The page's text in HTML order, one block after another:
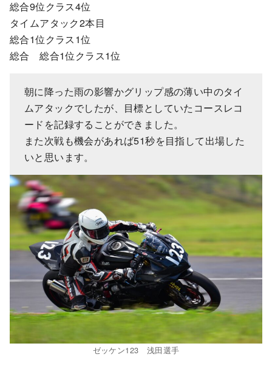
総合9位クラス4位
タイムアタック2本目
総合1位クラス1位
総合 総合1位クラス1位
朝に降った雨の影響かグリップ感の薄い中のタイ
ムアタックでしたが、目標としていたコースレコ
ードを記録することができました。
また次戦も機会があれば51秒を目指して出場した
いと思います。
ゼッケン123 浅田選手